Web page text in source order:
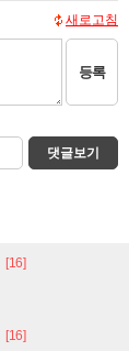
새로고침
등록
댓글보기
[16]
[16]